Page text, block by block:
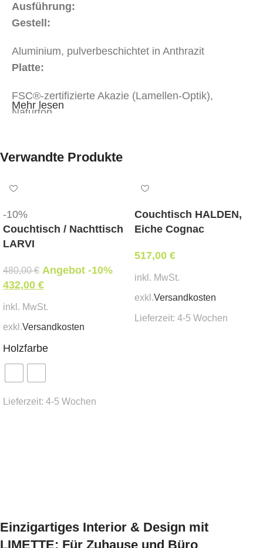
Ausführung:
Gestell:
Aluminium, pulverbeschichtet in Anthrazit
Platte:
FSC®-zertifizierte Akazie (Lamellen-Optik),
Naturton
2-in-1 nutzbar – je nach Ausführung als Couchtisch
Abmessungen:
Variante 1 (Couchtisch):
Länge 70 cm × Breite 35
cm, Höhe 38 cm
Variante 2 (Beistelltisch):Länge 35 cm× Breite
38 cm, Höhe 70 cm
Mindestbestellmenge:
1 Stk.
Mehr lesen
Verwandte Produkte
-10%
Couchtisch / Nachttisch
LARVI
480,00€ Angebot -10%
432,00 €
inkl. MwSt.
exkl.Versandkosten
Holzfarbe
Lieferzeit: 4-5 Wochen
Couchtisch HALDEN,
Eiche Cognac
517,00 €
inkl. MwSt.
exkl.Versandkosten
Lieferzeit: 4-5 Wochen
Einzigartiges Interior & Design mit
LIMETTE: Für Zuhause und Büro